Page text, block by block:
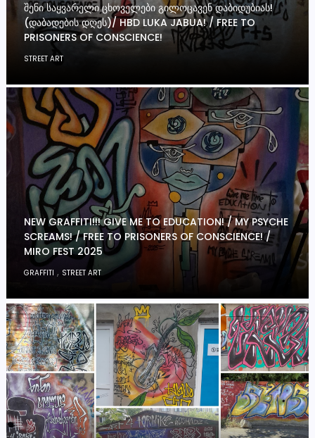
ᲨᲔᲜᲘ ᲡᲐᲧᲕᲐᲠᲔᲚᲘ ᲪᲮᲝᲕᲔᲚᲔᲑᲘ ᲒᲘᲚᲝᲪᲐᲕᲔᲜ ᲓᲐᲑᲘᲓᲣᲑᲘᲐᲡ!
(ᲓᲐᲑᲐᲓᲔᲑᲘᲡ ᲓᲦᲔᲡ)/ HBD LUKA JABUA! / FREE TO
PRISONERS OF CONSCIENCE!
STREET ART
NEW GRAFFITI!!! GIVE ME TO EDUCATION! / MY PSYCHE
SCREAMS! / FREE TO PRISONERS OF CONSCIENCE! /
MIRO FEST 2025
GRAFFITI , STREET ART